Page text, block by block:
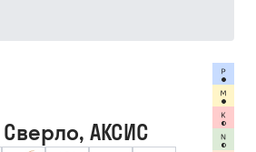
Сверло, АКСИС